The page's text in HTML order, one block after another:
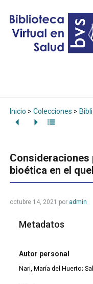
Inicio > Colecciones >
Consideraciones
bioética en el
octubre 14, 2021 por admin
Metadatos
Autor personal
Nari, María del Huerto;